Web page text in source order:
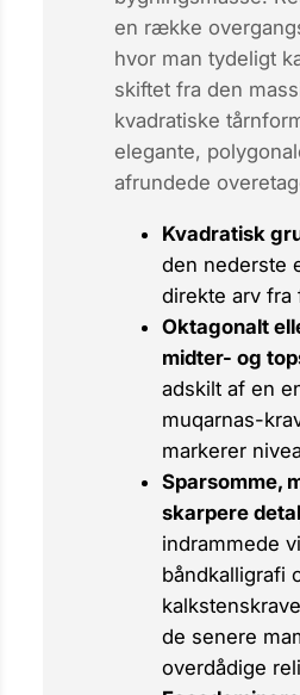
en række
hvor man tydeligt
skiftet fra den
kvadratiske
elegante,
afrundede
Kvadratisk
den nederste
direkte arv fra
Oktagonalt
midter- og
adskilt af en
muqarnas-
markerer
Sparsomme,
skarpere
indrammede
båndkalligrafi
de senere
overdådige